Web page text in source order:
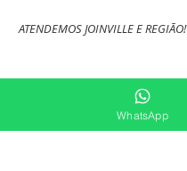
ATENDEMOS JOINVILLE E REGIÃO!
WhatsApp